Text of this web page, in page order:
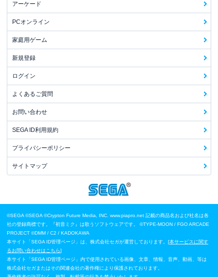
アーケード
PCオンライン
家庭用ゲーム
新規登録
ログイン
よくあるご質問
お問い合わせ
SEGA ID利用規約
プライバシーポリシー
サイトマップ
©SEGA ©SEGA ©Crypton Future Media, INC. www.piapro.net 記載の商品名および社名は各
社の登録商標です。『初音ミク』は歌うソフトウェアです。
©TYPE-MOON / FGO ARCADE
PROJECT ©DMM / C2 / KADOKAWA
本サイト「SEGA ID管理ページ」は、株式会社セガが運営しております。[本サービスに関す
るお問い合わせはこちら]
本サイト「SEGA ID管理ページ」内で使用されている画像、文章、情報、音声、動画、等は
株式会社セガまたはその関連会社の著作権により保護されております。